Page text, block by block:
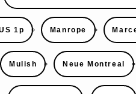
1p Manrope
Mulish Neue Montreal